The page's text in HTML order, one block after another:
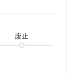
废止